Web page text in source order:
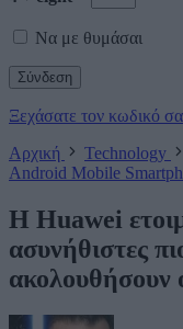
Να με θυμάσαι
Ξεχάσατε τον κωδικό
Αρχική
Technology
Android Mobile
H Huawei
ασυνήθιστες
ακολουθήσουν